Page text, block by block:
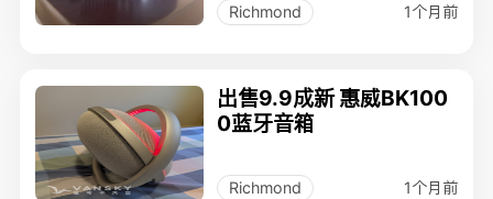
Richmond 1个月前
出售9.9成新 惠威BK100
0蓝牙音箱
Richmond 1个月前